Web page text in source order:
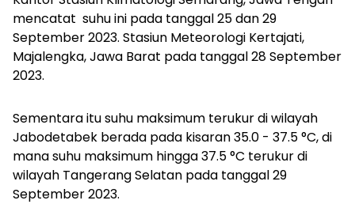
mencatat suhu ini pada tanggal 25 dan 29
September 2023. Stasiun Meteorologi Kertajati,
Majalengka, Jawa Barat pada tanggal 28 September
2023.
Sementara itu suhu maksimum terukur di wilayah
Jabodetabek berada pada kisaran 35.0 - 37.5 °C, di
mana suhu maksimum hingga 37.5 °C terukur di
wilayah Tangerang Selatan pada tanggal 29
September 2023.